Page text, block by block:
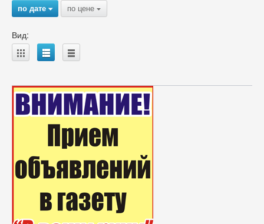
по дате{ по цене {
Вид:
A B C